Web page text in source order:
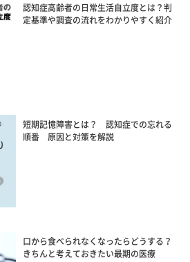
認知症高齢者の日常生活自立度とは？判
定基準や調査の流れをわかりやすく紹介
短期記憶障害とは？ 認知症での忘れる
順番 原因と対策を解説
口から食べられなくなったらどうする？
きちんと考えておきたい最期の医療